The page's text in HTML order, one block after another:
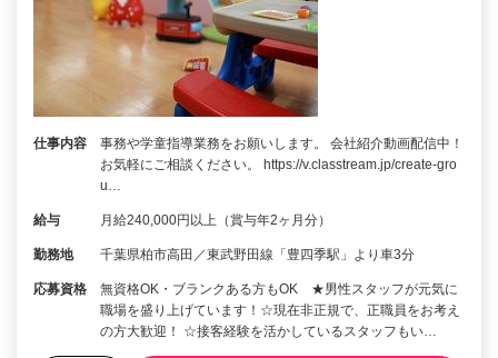
仕事内容
事務や学童指導業務をお願いします。 会社紹介動画配信中！
お気軽にご相談ください。 https://v.classtream.jp/create-gro
u…
給与 月給240,000円以上（賞与年2ヶ月分）
勤務地 千葉県柏市高田／東武野田線「豊四季駅」より車3分
応募資格
無資格OK・ブランクある方もOK ★男性スタッフが元気に
職場を盛り上げています！☆現在非正規で、正職員をお考え
の方大歓迎！ ☆接客経験を活かしているスタッフもい…